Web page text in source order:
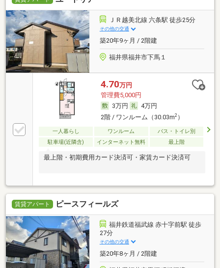
ＪＲ越美北線 六条駅 徒歩25分
その他の交通
築20年9ヶ月 / 2階建
福井県福井市下馬１
4.70万円
管理費5,000円
3万円
4万円
2階 / ワンルーム（30.03m2）
一人暮らし ワンルーム
バス・トイレ別
駐車場(近隣含)
インターネット無料 最上階
最上階・初期費用カード決済可・家賃カード決済可
賃貸アパート ピースフィールズ
福井鉄道福武線 赤十字前駅 徒歩
27分
その他の交通
築20年8ヶ月 / 2階建